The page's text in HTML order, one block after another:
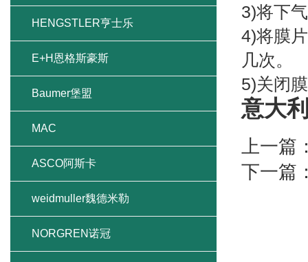
3)将下
4)将膜
几次。
5)关闭
意大
上一篇
下一篇
HENGSTLER亨士乐
E+H恩格斯豪斯
Baumer堡盟
MAC
ASCO阿斯卡
weidmuller魏德米勒
NORGREN诺冠